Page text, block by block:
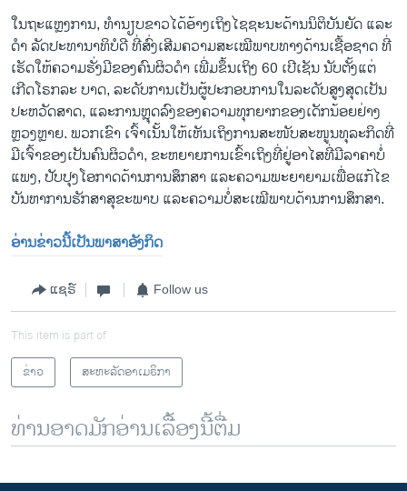
ໃນຖະແຫຼງການ, ທຳນຽບຂາວໄດ້ອ້າງເຖິງໄຊຊະນະດ້ານນິຕິບັນຍັດ ແລະ
ດຳ ລັດປະທານາທິບໍດີ ທີ່ສົ່ງເສີມຄວາມສະເໝີພາບທາງດ້ານເຊື້ອຊາດ ທີ່
ເຮັດໃຫ້ຄວາມຮັ່ງມີຂອງຄົນຜິວດຳ ເພີ່ມຂຶ້ນເຖິງ 60 ເປີເຊັນ ນັບຕັ້ງແຕ່
ເກີດໂຣກລະ ບາດ, ລະດັບການເປັນຜູ້ປະກອບການໃນລະດັບສູງສຸດເປັນ
ປະຫວັດສາດ, ແລະການຫຼຸດລົງຂອງຄວາມທຸກຍາກຂອງເດັກນ້ອຍຢ່າງ
ຫຼວງຫຼາຍ. ພວກເຂົາ ເຈົ້າເນັ້ນໃຫ້ເຫັນເຖິງການສະໜັບສະໜູນທຸລະກິດທີ່
ມີເຈົ້າຂອງເປັນຄົນຜິວດຳ, ຂະຫຍາຍການເຂົ້າເຖິງທີ່ຢູ່ອາໄສທີ່ມີລາຄາບໍ່
ແພງ, ປັບປຸງໂອກາດດ້ານການສຶກສາ ແລະຄວາມພະຍາຍາມເພື່ອແກ້ໄຂ
ບັນຫາການຮັກສາສຸຂະພາບ ແລະຄວາມບໍ່ສະເໝີພາບດ້ານການສຶກສາ.
ອ່ານຂ່າວນີ້ເປັນພາສາອັງກິດ
ແຊຣ໌ Follow us
This item is part of
ຂ່າວ
ສະຫະລັດອາເມຣິກາ
ທ່ານອາດມັກອ່ານເລື້ອງນີ້ຕື່ມ